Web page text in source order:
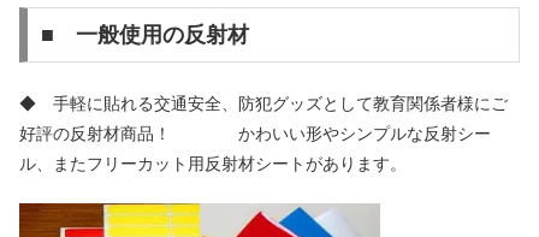
■ 一般使用の反射材
◆ 手軽に貼れる交通安全、防犯グッズとして教育関係者様にご
好評の反射材商品！ かわいい形やシンプルな反射シー
ル、またフリーカット用反射材シートがあります。